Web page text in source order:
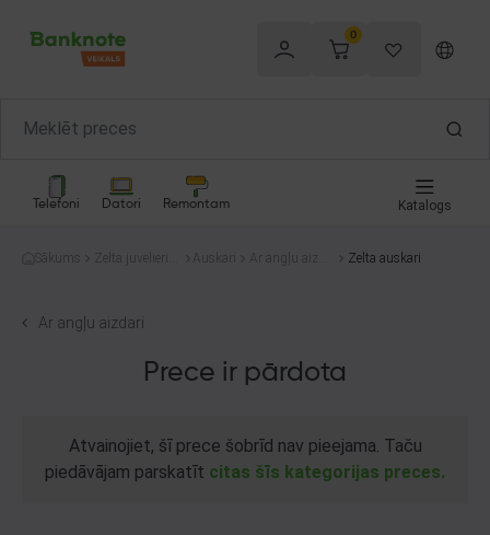
0
Telefoni Datori Remontam Katalogs
Sākums
Zelta juvelierizs
Auskari
Ar angļu aizda
Zelta auskari
Ar angļu aizdari
Prece ir pārdota
Atvainojiet, šī prece šobrīd nav pieejama. Taču
piedāvājam parskatīt citas šīs kategorijas preces.